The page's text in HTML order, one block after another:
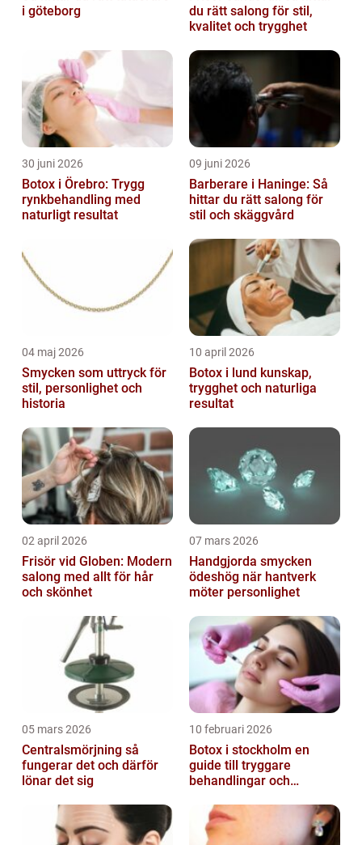
i göteborg
du rätt salong för stil,
kvalitet och trygghet
30 juni 2026
Botox i Örebro: Trygg
rynkbehandling med
naturligt resultat
09 juni 2026
Barberare i Haninge: Så
hittar du rätt salong för
stil och skäggvård
04 maj 2026
Smycken som uttryck för
stil, personlighet och
historia
10 april 2026
Botox i lund kunskap,
trygghet och naturliga
resultat
02 april 2026
Frisör vid Globen: Modern
salong med allt för hår
och skönhet
07 mars 2026
Handgjorda smycken
ödeshög när hantverk
möter personlighet
05 mars 2026
Centralsmörjning så
fungerar det och därför
lönar det sig
10 februari 2026
Botox i stockholm en
guide till tryggare
behandlingar och